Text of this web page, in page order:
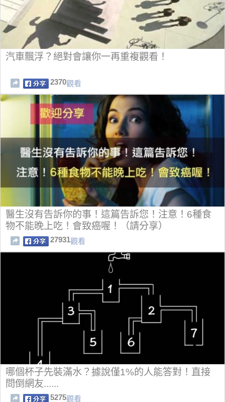
汽車飄浮？絕對會讓你一再重複觀看！
2370觀看
醫生沒有告訴你的事！這篇告訴您！注意！6種食
物不能晚上吃！會致癌喔！（請分享）
27931觀看
哪個杯子先裝滿水？據說僅1%的人能答對！直接
問倒網友......
5275觀看